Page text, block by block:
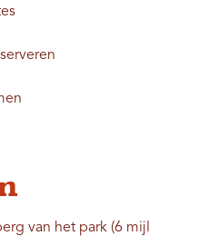
van het park (6 mijl